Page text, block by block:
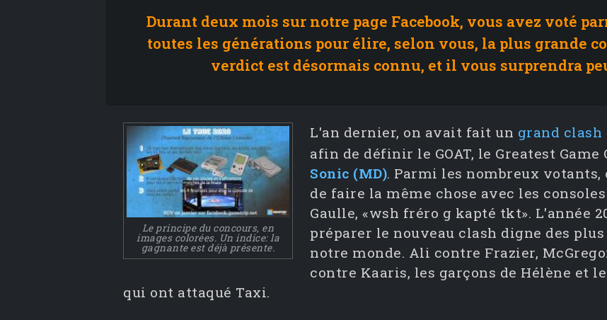
Durant deux mois sur notre page Facebook, vous avez voté
toutes les générations pour élire, selon vous, la plus grande
verdict est désormais connu, et il vous surprendra
Le principe du concours, en
images colorées. Un indice: la
gagnante est déjà présente.
L'an dernier, on avait fait un grand clash
afin de définir le GOAT, le Greatest
Sonic (MD). Parmi les nombreux
de faire la même chose avec les
Gaulle, «wsh fréro g kapté tkt». L'année
préparer le nouveau clash digne des
notre monde. Ali contre Frazier,
contre Kaaris, les garçons de Hélène et
qui ont attaqué Taxi.